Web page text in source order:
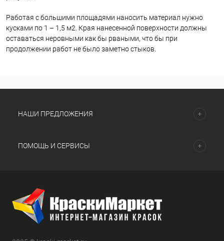
Работая с большими площадями наносить материал нужно
кусками по 1 – 1,5 м2. Края нанесенной поверхности должны
оставаться неровными как бы рваными, что бы при
продолжении работ не было заметно стыков.
НАШИ ПРЕДЛОЖЕНИЯ
ПОМОЩЬ И СЕРВИСЫ